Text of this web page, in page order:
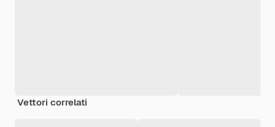
Vettori correlati